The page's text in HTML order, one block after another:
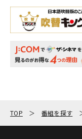
TOP 番組を探す